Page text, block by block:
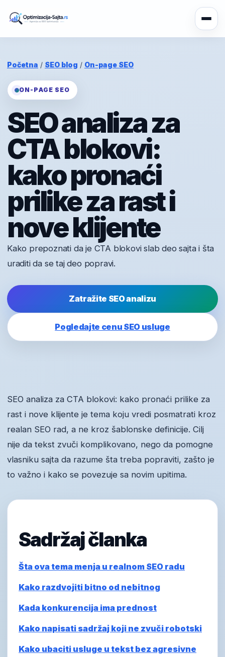
Početna / SEO blog / On-page SEO
ON-PAGE SEO
SEO analiza za
CTA blokovi:
kako pronaći
prilike za rast i
nove klijente
Kako prepoznati da je CTA blokovi slab deo sajta i šta
uraditi da se taj deo popravi.
Zatražite SEO analizu
Pogledajte cenu SEO usluge
SEO analiza za CTA blokovi: kako pronaći prilike za
rast i nove klijente je tema koju vredi posmatrati kroz
realan SEO rad, a ne kroz šablonske definicije. Cilj
nije da tekst zvuči komplikovano, nego da pomogne
vlasniku sajta da razume šta treba popraviti, zašto je
to važno i kako se povezuje sa novim upitima.
Sadržaj članka
Šta ova tema menja u realnom SEO radu
Kako razdvojiti bitno od nebitnog
Kada konkurencija ima prednost
Kako napisati sadržaj koji ne zvuči robotski
Kako ubaciti usluge u tekst bez agresivne